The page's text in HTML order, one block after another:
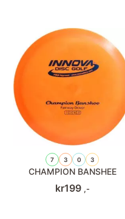
7 3 0 3
CHAMPION BANSHEE
kr199 ,-